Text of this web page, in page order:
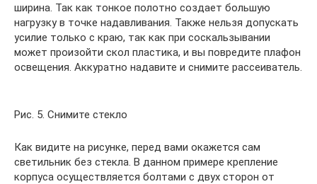
ширина. Так как тонкое полотно создает большую
нагрузку в точке надавливания. Также нельзя допускать
усилие только с краю, так как при соскальзывании
может произойти скол пластика, и вы повредите плафон
освещения. Аккуратно надавите и снимите рассеиватель.
Рис. 5. Снимите стекло
Как видите на рисунке, перед вами окажется сам
светильник без стекла. В данном примере крепление
корпуса осуществляется болтами с двух сторон от